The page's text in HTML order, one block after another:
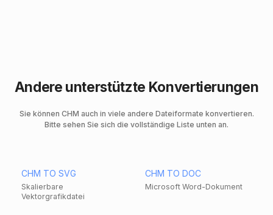
Andere unterstützte Konvertierungen
Sie können CHM auch in viele andere Dateiformate konvertieren.
Bitte sehen Sie sich die vollständige Liste unten an.
CHM TO SVG
Skalierbare
Vektorgrafikdatei
CHM TO DOC
Microsoft Word-Dokument